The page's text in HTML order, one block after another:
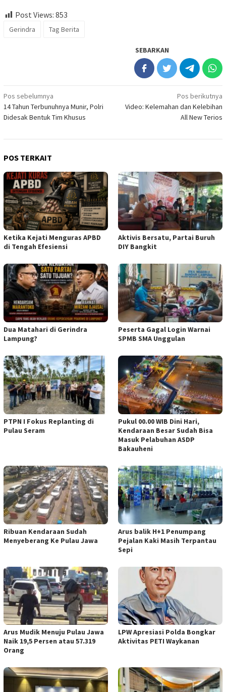
Post Views: 853
Gerindra Tag Berita
SEBARKAN
Navigasi
pos
Pos sebelumnya
14 Tahun Terbunuhnya Munir, Polri
Didesak Bentuk Tim Khusus
Pos berikutnya
Video: Kelemahan dan Kelebihan
All New Terios
POS TERKAIT
Ketika Kejati Menguras APBD
di Tengah Efesiensi
Aktivis Bersatu, Partai Buruh
DIY Bangkit
Dua Matahari di Gerindra
Lampung?
Peserta Gagal Login Warnai
SPMB SMA Unggulan
PTPN I Fokus Replanting di
Pulau Seram
Pukul 00.00 WIB Dini Hari,
Kendaraan Besar Sudah Bisa
Masuk Pelabuhan ASDP
Bakauheni
Ribuan Kendaraan Sudah
Menyeberang Ke Pulau Jawa
Arus balik H+1 Penumpang
Pejalan Kaki Masih Terpantau
Sepi
Arus Mudik Menuju Pulau Jawa
Naik 19,5 Persen atau 57.319
Orang
LPW Apresiasi Polda Bongkar
Aktivitas PETI Waykanan